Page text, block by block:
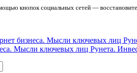
кнопок социальных сетей —
Мысли ключевых лиц Рунета.